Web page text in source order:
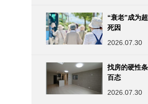
“衰老”成为
死因
2026.07.30
找房的硬性
百态
2026.07.30